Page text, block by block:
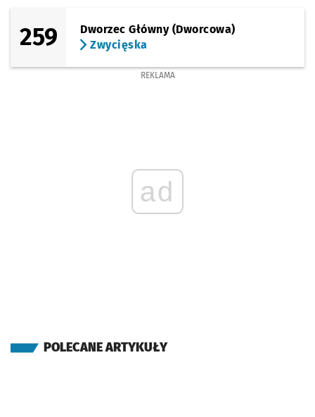
259
Dworzec Główny (Dworcowa)
Zwycięska
REKLAMA
ad
POLECANE ARTYKUŁY